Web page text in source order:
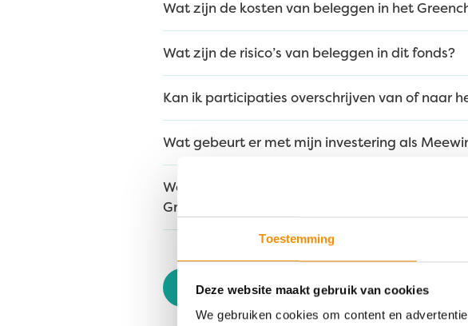
Toestemming
Deze website maakt gebruik van cookies
We gebruiken cookies om content en
Wat zijn de kosten van beleggen in het
Wat zijn de risico’s van beleggen in dit fonds?
Kan ik participaties overschrijven van of naar
Wat gebeurt er met mijn investering als
Word ik automatisch klant van Greenchoice
Greenchoice te zijn?
Terug